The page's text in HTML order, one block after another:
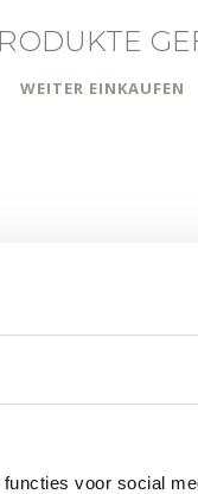
voor social
WEITER EINKAUFEN